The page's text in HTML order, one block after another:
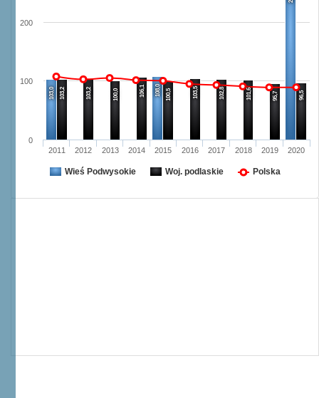
103,0 108,0
103,2 103,2 100,0 106,1 100,5 103,5 102,8 101,6 95,7 96,5
2011 2012 2013 2014 2015 2016 2017 2018 2019 2020
0
100
200
Wieś Podwysokie Woj. podlaskie Polska